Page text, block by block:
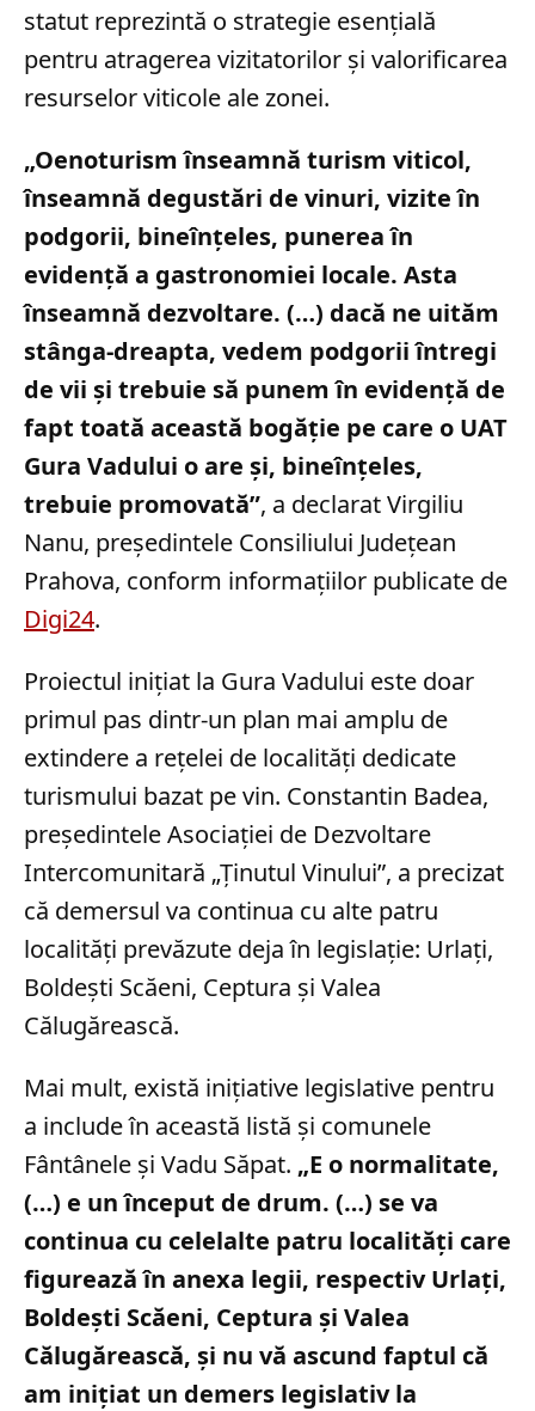
statut reprezintă o strategie esențială
pentru atragerea vizitatorilor și valorificarea
resurselor viticole ale zonei.
„Oenoturism înseamnă turism viticol,
înseamnă degustări de vinuri, vizite în
podgorii, bineînţeles, punerea în
evidenţă a gastronomiei locale. Asta
înseamnă dezvoltare. (…) dacă ne uităm
stânga-dreapta, vedem podgorii întregi
de vii şi trebuie să punem în evidenţă de
fapt toată această bogăţie pe care o UAT
Gura Vadului o are şi, bineînţeles,
trebuie promovată”, a declarat Virgiliu
Nanu, președintele Consiliului Județean
Prahova, conform informațiilor publicate de
Digi24.
Proiectul inițiat la Gura Vadului este doar
primul pas dintr-un plan mai amplu de
extindere a rețelei de localități dedicate
turismului bazat pe vin. Constantin Badea,
președintele Asociației de Dezvoltare
Intercomunitară „Ținutul Vinului”, a precizat
că demersul va continua cu alte patru
localități prevăzute deja în legislație: Urlați,
Boldești Scăeni, Ceptura și Valea
Călugărească.
Mai mult, există inițiative legislative pentru
a include în această listă și comunele
Fântânele și Vadu Săpat. „E o normalitate,
(…) e un început de drum. (…) se va
continua cu celelalte patru localităţi care
figurează în anexa legii, respectiv Urlaţi,
Boldeşti Scăeni, Ceptura şi Valea
Călugărească, şi nu vă ascund faptul că
am iniţiat un demers legislativ la